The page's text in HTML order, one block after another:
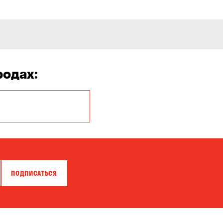
Бровары
Гатное
ПОДПИСАТЬСЯ